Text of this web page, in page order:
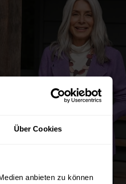
Über Cookies
anbieten zu können